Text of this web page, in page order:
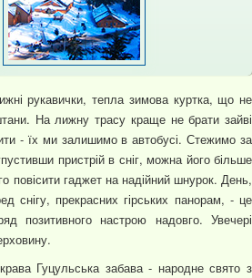
рукавички, тепла зимова куртка, що не
На лижну трасу краще не брати зайві
- їх ми залишимо в автобусі. Стежимо за
пристрій в сніг, можна його більше
повісити гаджет на надійний шнурок. День,
снігу, прекрасних гірських панорам, - це
позитивного настрою надовго. Увечері
Гуцульська забава - народне свято з